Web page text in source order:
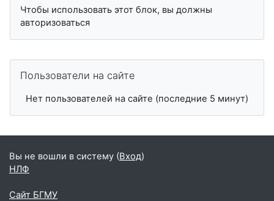
Чтобы использовать этот блок, вы должны
авторизоваться
Пользователи на сайте
Нет пользователей на сайте (последние 5 минут)
Вы не вошли в систему (Вход)
НЛФ
Сайт БГМУ